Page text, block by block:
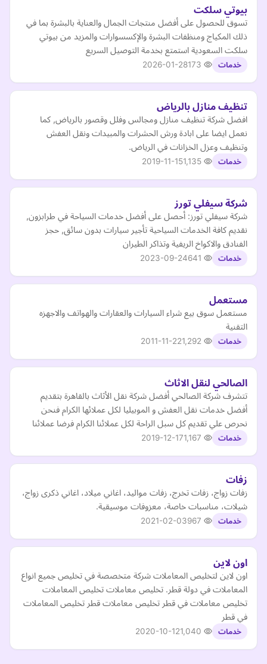
بيوتي سلكت
تسوق للحصول على أفضل منتجات الجمال والعناية بالبشرة بما في
ذلك المكياج ومنظفات البشرة والإكسسوارات والمزيد من بيوتي
سلكت السعودية استمتع بخدمة التوصيل السريع
خدمات 2026-01-28
تنظيف منازل بالرياض
افضل شركة تنظيف منازل ومجالس وفلل وقصور بالرياض, كما
نعمل ايضا على ابادة ورش الحشرات والمبيدات ونقل العفش
وتنظيف وعزل الخزانات في الرياض.
خدمات 2019-11-15
شركة سيفلي تورز
شركة سيفلي تورز: أحصل على أفضل خدمات السياحة في طرابزون,
نقديم كافة الخدمات السياحية تأجير سيارات بدون سائق, حجز
الفنادق والاكواخ الريفية وتذاكر الطيران
خدمات 2023-09-24
مستعمل
مستعمل سوق بيع شراء السيارات والعقارات والهواتف والاجهزه
التقنية
خدمات 2011-11-22
الصالحي لنقل الاثاث
تتشرف شركة الصالحي أفضل شركة نقل الأثاث بالقاهرة بتقديم
أفضل خدمات نقل العفش و الموبيليا لكل عملائها الكرام فنحن
نحرص علي تقديم كل سبل الراحة لكل عملائنا الكرام فرضا عملائنا
خدمات 2019-12-17
زفات
زفات زواج، زفات تخرج، زفات مواليد، اغاني ميلاد، اغاني ذكرى زواج،
شيلات، مناسبات خاصة، معزوفات موسيقية.
خدمات 2021-02-03
اون لاين
اون لاين لتخليص المعاملات شركة متخصصة في تخليص جميع انواع
المعاملات في دولة قطر. تخليص معاملات تخليص المعاملات
تخليص معاملات في قطر تخليص معاملات قطر تخليص المعاملات
في قطر
خدمات 2020-10-12